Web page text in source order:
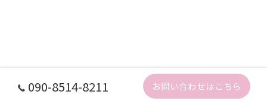
090-8514-8211 お問い合わせはこちら